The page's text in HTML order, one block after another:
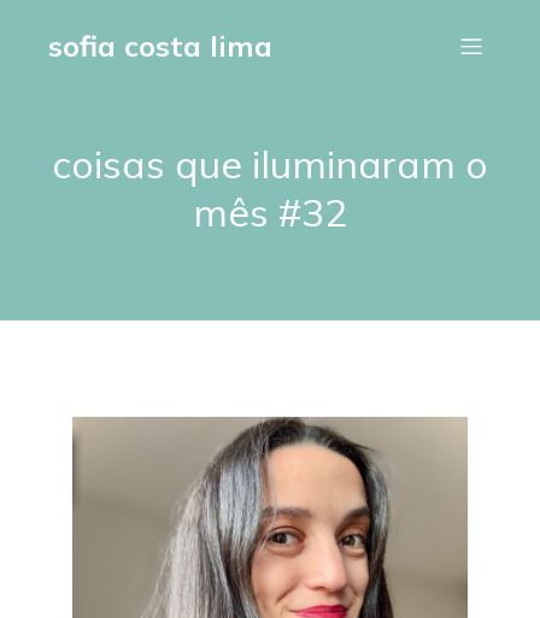
sofia costa lima
coisas que iluminaram o
mês #32